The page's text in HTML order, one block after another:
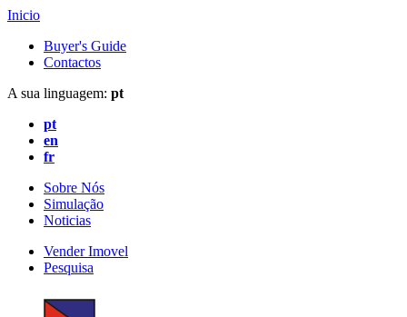
Inicio
Buyer's Guide
Contactos
A sua linguagem: pt
pt
en
fr
Sobre Nós
Simulação
Noticias
Vender Imovel
Pesquisa